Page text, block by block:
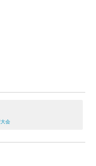
会